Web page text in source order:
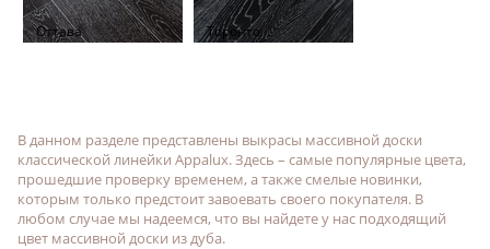
Оттава Торонто
В данном разделе представлены выкрасы массивной доски
классической линейки Appalux. Здесь – самые популярные цвета,
прошедшие проверку временем, а также смелые новинки,
которым только предстоит завоевать своего покупателя. В
любом случае мы надеемся, что вы найдете у нас подходящий
цвет массивной доски из дуба.